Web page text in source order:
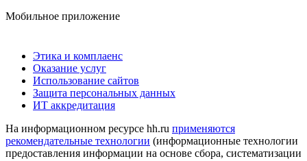
Мобильное приложение
Этика и комплаенс
Оказание услуг
Использование сайтов
Защита персональных данных
ИТ аккредитация
На информационном ресурсе hh.ru применяются
рекомендательные технологии (информационные технологии
предоставления информации на основе сбора, систематизации